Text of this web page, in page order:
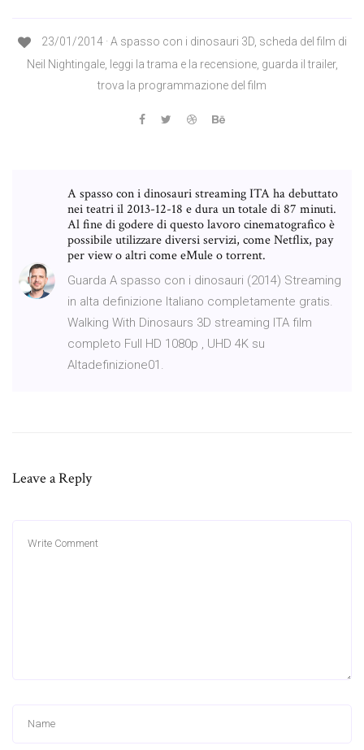
23/01/2014 · A spasso con i dinosauri 3D, scheda del film di
Neil Nightingale, leggi la trama e la recensione, guarda il trailer,
trova la programmazione del film
A spasso con i dinosauri streaming ITA ha debuttato
nei teatri il 2013-12-18 e dura un totale di 87 minuti.
Al fine di godere di questo lavoro cinematografico è
possibile utilizzare diversi servizi, come Netflix, pay
per view o altri come eMule o torrent.
Guarda A spasso con i dinosauri (2014) Streaming
in alta definizione Italiano completamente gratis.
Walking With Dinosaurs 3D streaming ITA film
completo Full HD 1080p , UHD 4K su
Altadefinizione01.
Leave a Reply